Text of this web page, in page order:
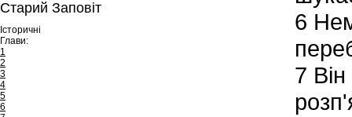
Старий Заповіт
Історичні
Глави:
1
2
3
4
5
6
6
7